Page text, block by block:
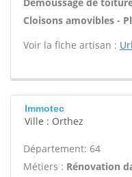
Cloisons amovibles -
Voir la fiche artisan :
Immotec
Ville : Orthez
Département: 64
Métiers : Rénovation